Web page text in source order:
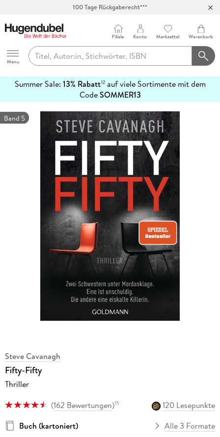
100 Tage Rückgaberecht***
Hugendubel
Menu
Filiale Konto Merkzettel Warenkorb
Summer Sale: 13% Rabatt12auf viele Sortimente mit dem
CodeSOMMER13
erfahren
Band 5
Steve Cavanagh
Fifty-Fifty
Thriller
(162 Bewertungen)15
120 Lesepunkte
Buch (kartoniert)
Alle 3 Formate